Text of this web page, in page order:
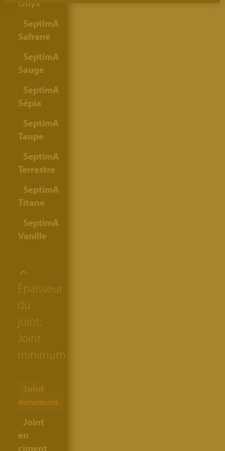
Onyx
SeptimA
Safrané
SeptimA
Sauge
SeptimA
Sépia
SeptimA
Taupe
SeptimA
Terrestre
SeptimA
Titane
SeptimA
Vanille
Épaisseur
du
joint:
Joint
minimum
Joint
minimum
Joint
en
ciment